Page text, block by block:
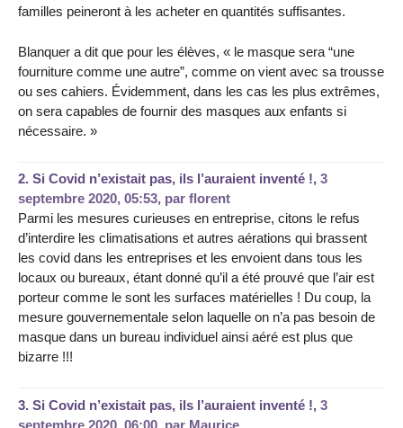
familles peineront à les acheter en quantités suffisantes.
Blanquer a dit que pour les élèves, « le masque sera “une
fourniture comme une autre”, comme on vient avec sa trousse
ou ses cahiers. Évidemment, dans les cas les plus extrêmes,
on sera capables de fournir des masques aux enfants si
nécessaire. »
2. Si Covid n’existait pas, ils l’auraient inventé !, 3
septembre 2020, 05:53, par florent
Parmi les mesures curieuses en entreprise, citons le refus
d’interdire les climatisations et autres aérations qui brassent
les covid dans les entreprises et les envoient dans tous les
locaux ou bureaux, étant donné qu’il a été prouvé que l’air est
porteur comme le sont les surfaces matérielles ! Du coup, la
mesure gouvernementale selon laquelle on n’a pas besoin de
masque dans un bureau individuel ainsi aéré est plus que
bizarre !!!
3. Si Covid n’existait pas, ils l’auraient inventé !, 3
septembre 2020, 06:00 par Maurice